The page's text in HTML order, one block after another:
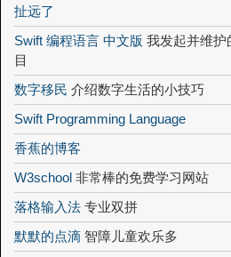
扯远了
Swift 编程语言 中文版 我发起并维护
目
数字移民 介绍数字生活的小技巧
Swift Programming Language
香蕉的博客
W3school 非常棒的免费学习网站
落格输入法 专业双拼
默默的点滴 智障儿童欢乐多